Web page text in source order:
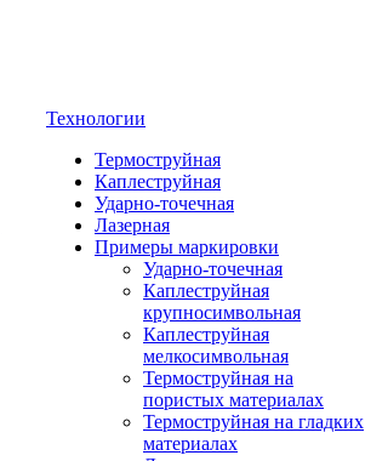
Технологии
Термоструйная
Каплеструйная
Ударно-точечная
Лазерная
Примеры маркировки
Ударно-точечная
Каплеструйная
крупносимвольная
Каплеструйная
мелкосимвольная
Термоструйная на
пористых материалах
Термоструйная на гладких
материалах